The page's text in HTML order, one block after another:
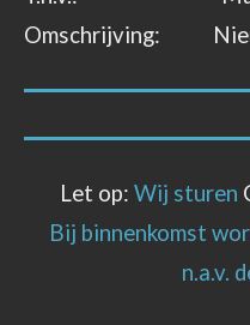
Omschrijving:
Let op: Wij sturen
Bij binnenkomst
n.a.v.